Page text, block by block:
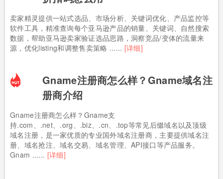
卖家精灵提供一站式选品、市场分析、关键词优化、产品监控等
软件工具，精准查询每个亚马逊产品的销量、关键词、自然搜索
数据，帮助亚马逊卖家验证选品思路，洞察竞品/变体的流量来
源，优化listing和调整售卖策略 ...... [详细]
Gname注册商怎么样？Gname域名注
册商介绍
Gname注册商怎么样？Gname支
持.com、.net、.org、.biz、.cn、.top等常见后缀域名以及顶级
域名注册，是一家优质的专业国外域名注册商，主要提供域名注
册、域名抢注、域名交易、域名管理、API接口等产品服务。
Gnam ...... [详细]